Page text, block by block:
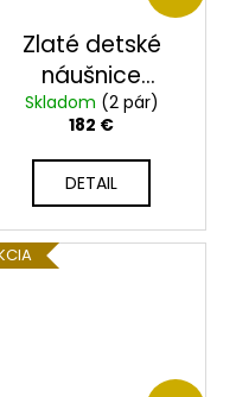
Zlaté detské
náušnice
23101/4/B/R
Skladom (2 pár)
182 €
DETAIL